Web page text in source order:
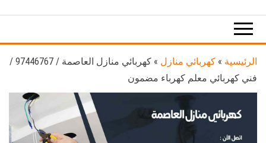
الكويت
الرئيسية » كهربائي منازل »
كهربائي منازل العاصمة / 97446767 /
فني كهربائي معلم كهرباء مضمون